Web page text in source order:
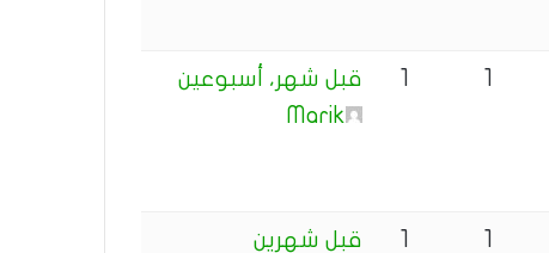
قبل شهر، أسبوعين
Marik
قبل شهرين